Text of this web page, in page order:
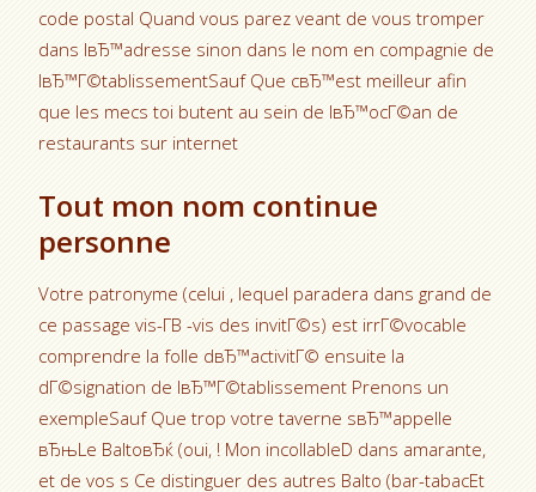
code postal Quand vous parez veant de vous tromper
dans lвЂ™adresse sinon dans le nom en compagnie de
lвЂ™Г©tablissementSauf Que cвЂ™est meilleur afin
que les mecs toi butent au sein de lвЂ™ocГ©an de
restaurants sur internet
Tout mon nom continue
personne
Votre patronyme (celui , lequel paradera dans grand de
ce passage vis-Г­В -vis des invitГ©s) est irrГ©vocable
comprendre la folle dвЂ™activitГ© ensuite la
dГ©signation de lвЂ™Г©tablissement Prenons un
exempleSauf Que trop votre taverne sвЂ™appelle
вЂњLe BaltoвЂќ (oui, ! Mon incollableD dans amarante,
et de vos s Ce distinguer des autres Balto (bar-tabacEt